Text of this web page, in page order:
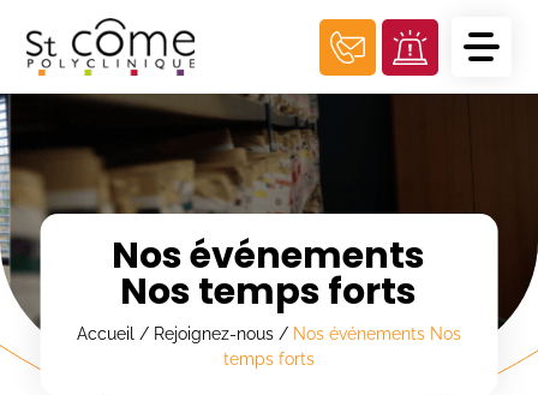
Nos événements
Nos temps forts
Accueil / Rejoignez-nous/ Nos événements Nos
temps forts